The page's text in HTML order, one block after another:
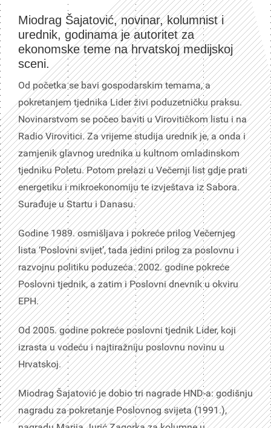
Miodrag Šajatović, novinar, kolumnist i
urednik, godinama je autoritet za
ekonomske teme na hrvatskoj medijskoj
sceni.
Od početka se bavi gospodarskim temama, a
pokretanjem tjednika Lider živi poduzetničku praksu.
Novinarstvom se počeo baviti u Virovitičkom listu i na
Radio Virovitici. Za vrijeme studija urednik je, a onda i
zamjenik glavnog urednika u kultnom omladinskom
tjedniku Poletu. Potom prelazi u Večernji list gdje prati
energetiku i mikroekonomiju te izvještava iz Sabora.
Surađuje u Startu i Danasu.
Godine 1989. osmišljava i pokreće prilog Večernjeg
lista ‘Poslovni svijet’, tada jedini prilog za poslovnu i
razvojnu politiku poduzeća. 2002. godine pokreće
Poslovni tjednik, a zatim i Poslovni dnevnik u okviru
EPH.
Od 2005. godine pokreće poslovni tjednik Lider, koji
izrasta u vodeću i najtiražniju poslovnu novinu u
Hrvatskoj.
Miodrag Šajatović je dobio tri nagrade HND-a: godišnju
nagradu za pokretanje Poslovnog svijeta (1991.),